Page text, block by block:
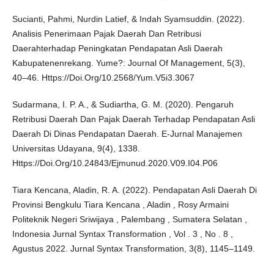
Sucianti, Pahmi, Nurdin Latief, & Indah Syamsuddin. (2022).
Analisis Penerimaan Pajak Daerah Dan Retribusi
Daerahterhadap Peningkatan Pendapatan Asli Daerah
Kabupatenenrekang. Yume?: Journal Of Management, 5(3),
40–46. Https://Doi.Org/10.2568/Yum.V5i3.3067
Sudarmana, I. P. A., & Sudiartha, G. M. (2020). Pengaruh
Retribusi Daerah Dan Pajak Daerah Terhadap Pendapatan Asli
Daerah Di Dinas Pendapatan Daerah. E-Jurnal Manajemen
Universitas Udayana, 9(4), 1338.
Https://Doi.Org/10.24843/Ejmunud.2020.V09.I04.P06
Tiara Kencana, Aladin, R. A. (2022). Pendapatan Asli Daerah Di
Provinsi Bengkulu Tiara Kencana , Aladin , Rosy Armaini
Politeknik Negeri Sriwijaya , Palembang , Sumatera Selatan ,
Indonesia Jurnal Syntax Transformation , Vol . 3 , No . 8 ,
Agustus 2022. Jurnal Syntax Transformation, 3(8), 1145–1149.